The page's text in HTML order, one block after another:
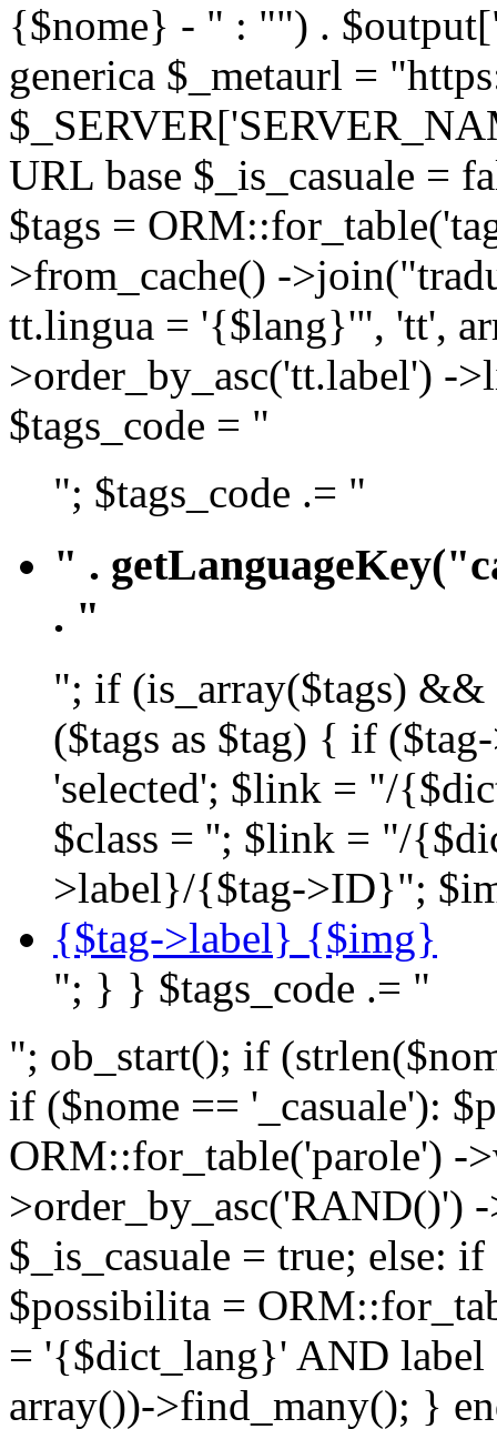
{$nome} - " : "") .
generica $_metaurl =
URL base $_is_casuale =
$tags =
>from_cache() -
tt.lingua = '{$lang}'", 'tt',
>order_by_asc('tt.label') -
$tags_code = "
"; $tags_code .= "
" .
. "
"; if (is_array($tags) &&
($tags as $tag) { if
'selected'; $link = "/
$class = ''; $link = "/
>label}/{$tag->ID}";
{$tag->label} {$img}
"; } } $tags_code .= "
"; ob_start(); if
if ($nome == '_casuale'):
ORM::for_table('parole') -
>order_by_asc('RAND()')
$_is_casuale = true; else:
$possibilita =
= '{$dict_lang}' AND
array())->find_many(); }